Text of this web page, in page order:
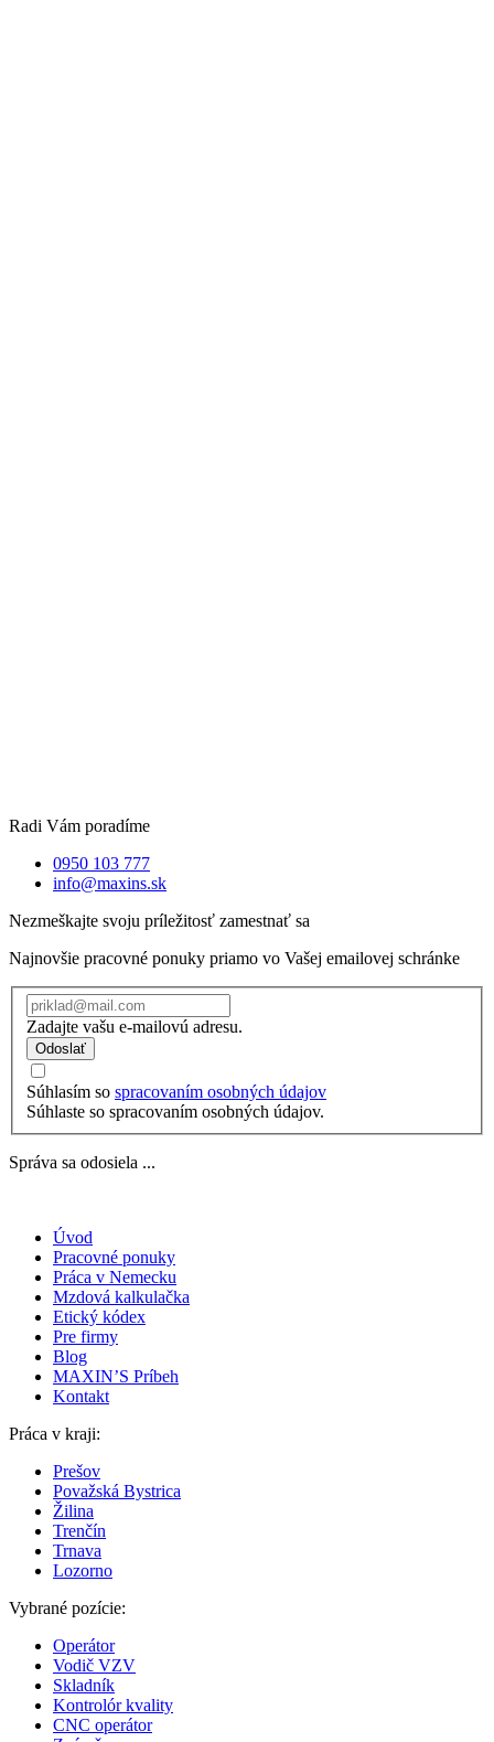
Radi Vám poradíme
0950 103 777
info@maxins.sk
Nezmeškajte svoju príležitosť zamestnať sa
Najnovšie pracovné ponuky priamo vo Vašej emailovej schránke
Zadajte vašu e-mailovú adresu.
Odoslať
Súhlasím so spracovaním osobných údajov
Súhlaste so spracovaním osobných údajov.
Správa sa odosiela ...
Úvod
Pracovné ponuky
Práca v Nemecku
Mzdová kalkulačka
Etický kódex
Pre firmy
Blog
MAXIN’S Príbeh
Kontakt
Práca v kraji:
Prešov
Považská Bystrica
Žilina
Trenčín
Trnava
Lozorno
Vybrané pozície:
Operátor
Vodič VZV
Skladník
Kontrolór kvality
CNC operátor